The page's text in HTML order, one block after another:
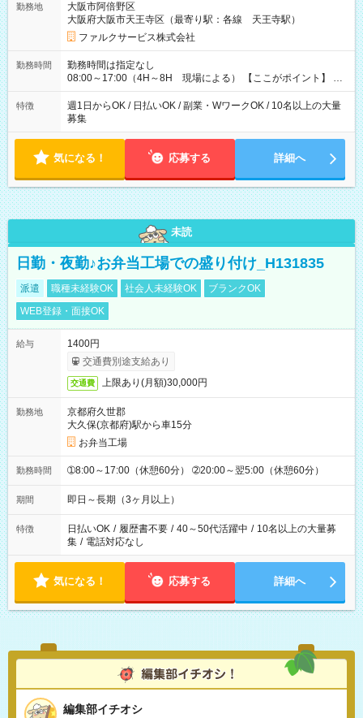
～」ですが、今なら初出勤をした人は採用祝いで【日給+1.000
円】のボーナスが！★（その他待遇に変更ありません） 現場に
よっては早く終わることもあり！ その場合も給与金額は変わり
ません！ ≪給与例≫ ・週1日勤務 ㈪～㈮は本業のため㈯のみ
1現場/6.500×2現場＝日給13.000円×4日 ＝月給52.000円 ・週6
日でレギュラー勤務(勤続1年) 1現場/7.200×2現場＝日給14.400
る」などをして月に40万以上を稼ぐ人も☆ ◆支払い方法：日払
い・週払い・月3回払いが選択可能 【試用期間】試用期間なし
勤務地
大阪市阿倍野区
大阪府大阪市天王寺区（最寄り駅：各線 天王寺駅）
ファルクサービス株式会社
勤務時間
勤務時間は指定なし
08:00～17:00（4H～8H 現場による） 【ここがポイント】 ◆
給与の日給保障あり！ 「4時間の現場」が「1時間」で終わった
時も給料変わらず！ 「4時間の現場」のお給料をお支払いします
♪ 1日にたくさんの現場をこなせば、高収入を実現可能！
特徴
週1日からOK / 日払いOK / 副業・WワークOK / 10名以上の大量
募集
気になる！ 応募する 詳細へ
未読
日勤・夜勤♪お弁当工場での盛り付け_H131835
派遣 職種未経験OK 社会人未経験OK
ブランクOK
WEB登録・面接OK
給与
1400円
交通費別途支給あり
交通費 上限あり(月額)30,000円
勤務地
京都府久世郡
大久保(京都府)駅から車15分
お弁当工場
勤務時間 ➀8:00～17:00（休憩60分） ➁20:00～翌5:00（休憩60分）
期間 即日～長期（3ヶ月以上）
特徴 日払いOK / 履歴書不要 / 40～50代活躍中 / 10名以上の大量募
集 / 電話対応なし
気になる！ 応募する 詳細へ
編集部イチオシ